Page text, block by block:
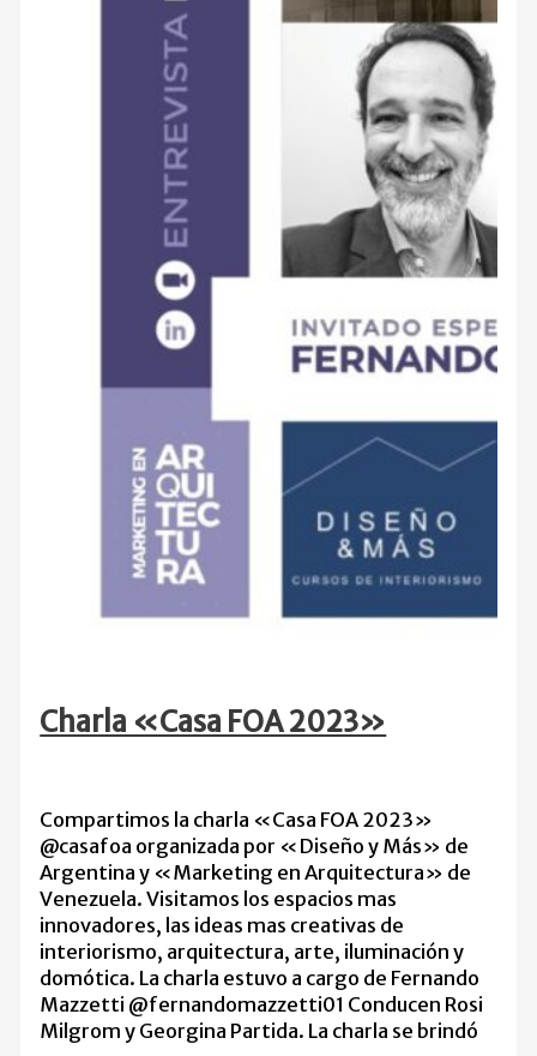
Charla «Casa FOA 2023»
Compartimos la charla «Casa FOA 2023»
@casafoa organizada por «Diseño y Más» de
Argentina y «Marketing en Arquitectura» de
Venezuela. Visitamos los espacios mas
innovadores, las ideas mas creativas de
interiorismo, arquitectura, arte, iluminación y
domótica. La charla estuvo a cargo de Fernando
Mazzetti @fernandomazzetti01 Conducen Rosi
Milgrom y Georgina Partida. La charla se brindó